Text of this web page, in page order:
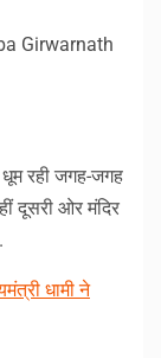
Girwarnath
धूम रही जगह-जगह
दूसरी ओर मंदिर
धामी ने